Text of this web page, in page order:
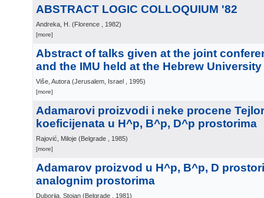
ABSTRACT LOGIC COLLOQUIUM '82
Andreka, H. (Florence , 1982)
[more]
Abstract of talks given at the joint
and the IMU held at the Hebrew
Više, Autora (Jerusalem, Israel , 1995)
[more]
Adamarovi proizvodi i neke procene
koeficijenata u H^p, B^p, D^p prostorima
Rajović, Miloje (Belgrade , 1985)
[more]
Adamarov proizvod u H^p, B^p, D
analognim prostorima
Duborija, Stojan (Belgrade , 1981)